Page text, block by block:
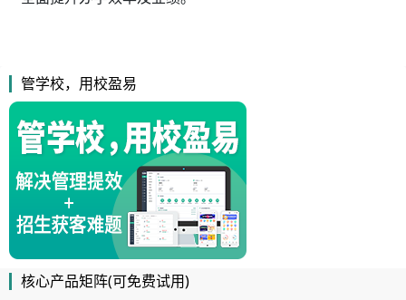
管学校，用校盈易
核心产品矩阵(可免费试用)